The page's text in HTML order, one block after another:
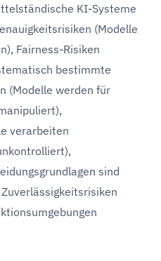
KI-Systeme
(Modelle
Fairness-Risiken
bestimmte
(Modelle werden für
verarbeiten
sind